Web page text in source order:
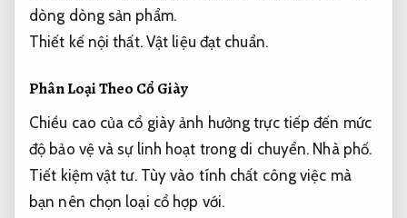
dòng dòng sản phẩm.
Thiết kế nội thất. Vật liệu đạt chuẩn.
Phân Loại Theo Cổ Giày
Chiều cao của cổ giày ảnh hưởng trực tiếp đến mức
độ bảo vệ và sự linh hoạt trong di chuyển. Nhà phố.
Tiết kiệm vật tư.Tùy vào tính chất công việc mà
bạn nên chọn loại cổ hợp với.